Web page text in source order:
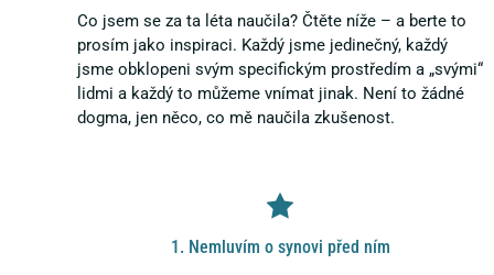
Co jsem se za ta léta naučila? Čtěte níže – a berte to
prosím jako inspiraci. Každý jsme jedinečný, každý
jsme obklopeni svým specifickým prostředím a „svými“
lidmi a každý to můžeme vnímat jinak. Není to žádné
dogma, jen něco, co mě naučila zkušenost.
1. Nemluvím o synovi před ním